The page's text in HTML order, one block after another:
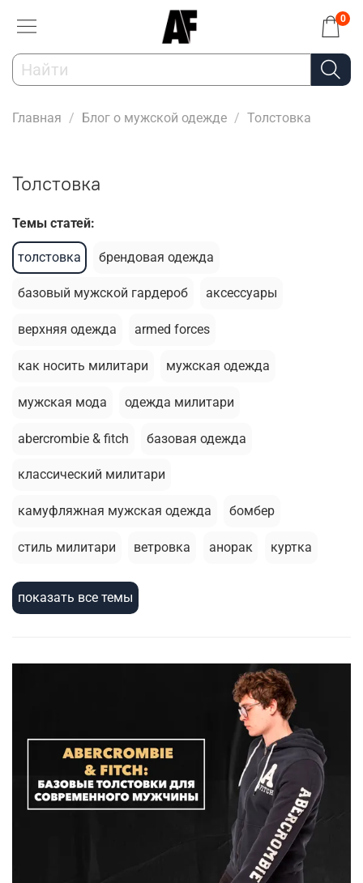
0
Главная Блог о мужской одежде Толстовка
Толстовка
Темы статей:
толстовка брендовая одежда
базовый мужской гардероб аксессуары
верхняя одежда armed forces
как носить милитари мужская одежда
мужская мода одежда милитари
abercrombie & fitch базовая одежда
классический милитари
камуфляжная мужская одежда бомбер
стиль милитари ветровка анорак куртка
летний гардероб брюки джоггеры
жилеты
джинсы
тактические перчатки спорт
кепки мужской лонгслив
городской стиль
длинная куртка
показать все темы